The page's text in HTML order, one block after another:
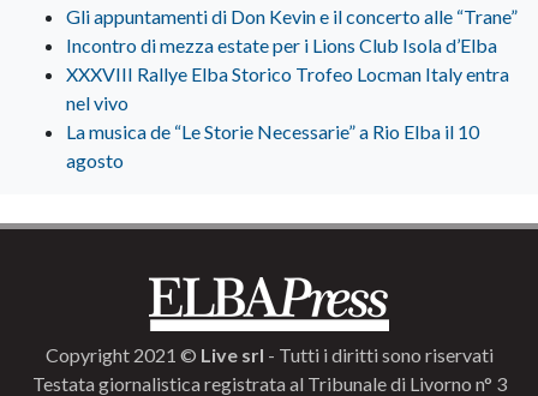
Gli appuntamenti di Don Kevin e il concerto alle “Trane”
Incontro di mezza estate per i Lions Club Isola d’Elba
XXXVIII Rallye Elba Storico Trofeo Locman Italy entra
nel vivo
La musica de “Le Storie Necessarie” a Rio Elba il 10
agosto
Copyright 2021 © Live srl - Tutti i diritti sono riservati
Testata giornalistica registrata al Tribunale di Livorno n° 3